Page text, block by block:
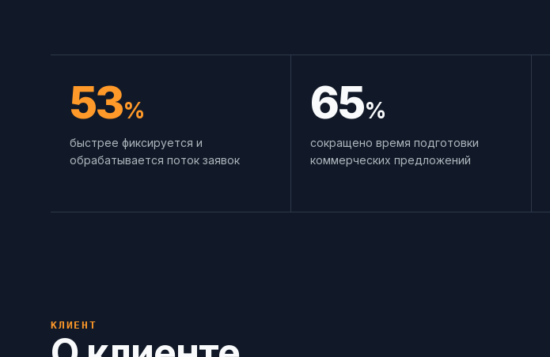
53%
быстрее фиксируется и
обрабатывается поток заявок
65%
сокращено время подготовки
коммерческих предложений
КЛИЕНТ